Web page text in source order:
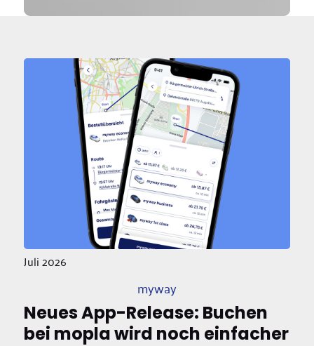
Juli 2026
myway
Neues App-Release: Buchen
bei mopla wird noch einfacher